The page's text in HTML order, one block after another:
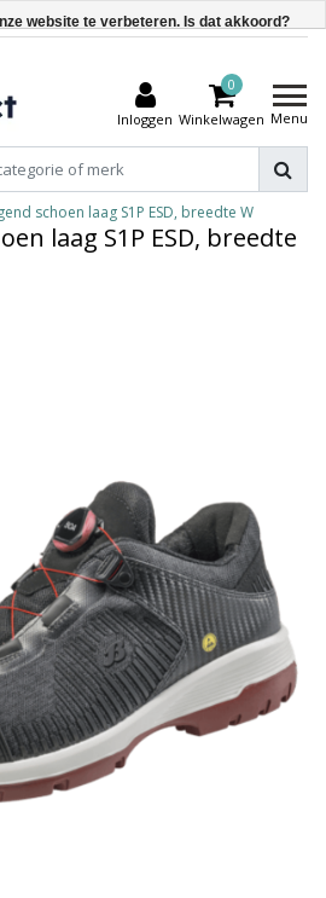
Inloggen
0
Winkelwagen Menu
schoen laag S1P ESD, breedte W
laag S1P ESD, breedte
website te verbeteren. Is dat akkoord?